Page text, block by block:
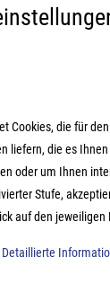
Co KG
1-5
Cookies, die für
liefern, die es
oder um Ihnen
Stufe,
auf den jeweiligen
Detaillierte